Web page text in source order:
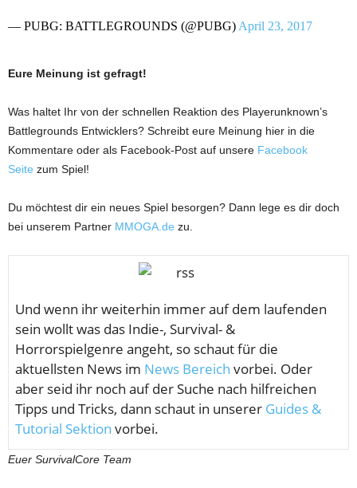
— PUBG: BATTLEGROUNDS (@PUBG) April 23, 2017
Eure Meinung ist gefragt!
Was haltet Ihr von der schnellen Reaktion des Playerunknown’s
Battlegrounds Entwicklers? Schreibt eure Meinung hier in die
Kommentare oder als Facebook-Post auf unsere Facebook
Seite zum Spiel!
Du möchtest dir ein neues Spiel besorgen? Dann lege es dir doch
bei unserem Partner MMOGA.de zu.
Und wenn ihr weiterhin immer auf dem laufenden
sein wollt was das Indie-, Survival- &
Horrorspielgenre angeht, so schaut für die
aktuellsten News im News Bereich vorbei. Oder
aber seid ihr noch auf der Suche nach hilfreichen
Tipps und Tricks, dann schaut in unserer Guides &
Tutorial Sektion vorbei.
Euer SurvivalCore Team